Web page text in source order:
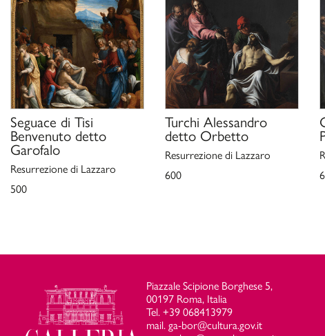
Seguace di Tisi
Benvenuto detto
Garofalo
Resurrezione di Lazzaro
500
Turchi Alessandro
detto Orbetto
Resurrezione di Lazzaro
600
Piazzale Scipione Borghese 5,
00197 Roma, Italia
Tel. +39 068413979
mail. ga-bor@cultura.gov.it